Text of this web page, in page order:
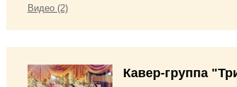
Видео (2)
Кавер-группа